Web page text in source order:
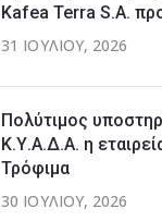
Kafea Terra S.A.
31 ΙΟΥΛΊΟΥ, 2026
Πολύτιμος
Κ.Υ.Α.Δ.Α. η
Τρόφιμα
30 ΙΟΥΛΊΟΥ, 2026